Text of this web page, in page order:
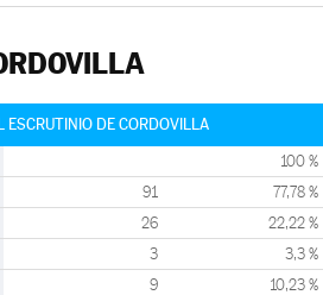
ESCRUTINIO DE CORDOVILLA
100 %
91 77,78 %
26 22,22 %
3 3,3 %
9 10,23 %